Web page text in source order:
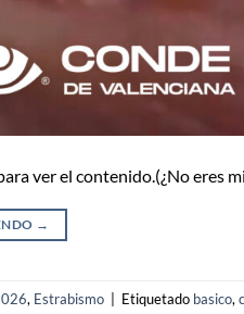
ver el contenido.(¿No eres
→
, Estrabismo Etiquetado basico,